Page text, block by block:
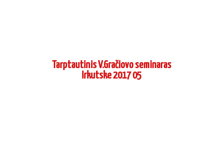
Tarptautinis V.Gračiovo seminaras
Irkutske 2017 05